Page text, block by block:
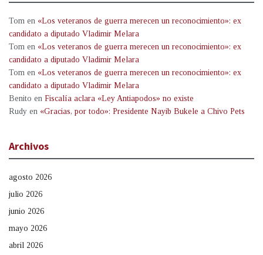
Tom en «Los veteranos de guerra merecen un reconocimiento»: ex
candidato a diputado Vladimir Melara
Tom en «Los veteranos de guerra merecen un reconocimiento»: ex
candidato a diputado Vladimir Melara
Tom en «Los veteranos de guerra merecen un reconocimiento»: ex
candidato a diputado Vladimir Melara
Benito en Fiscalía aclara «Ley Antiapodos» no existe
Rudy en «Gracias, por todo»: Presidente Nayib Bukele a Chivo Pets
Archivos
agosto 2026
julio 2026
junio 2026
mayo 2026
abril 2026